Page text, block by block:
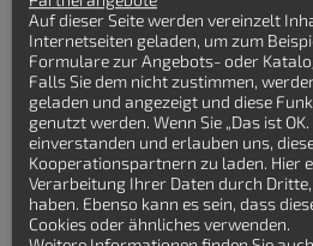
Winkelbungalow mit 6 Zimmern,
vier Schlafzimmern
Details zum Winkelbungalow
Bungalow Frankfurt 118qm mit Hems
Wohnfläche: 118 qm
Hauslänge: 13.09 m
Hausbreite: 13.53 m
Zimmeranzahl: 6-Zimmer
Auf dieser Seite werden vereinzelt
Internetseiten geladen, um zum
Formulare zur Angebots- oder
Falls Sie dem nicht zustimmen,
geladen und angezeigt und diese
genutzt werden. Wenn Sie „Das ist
einverstanden und erlauben uns,
Kooperationspartnern zu laden. Hier
Verarbeitung Ihrer Daten durch
haben. Ebenso kann es sein, dass
Cookies oder ähnliches verwenden.